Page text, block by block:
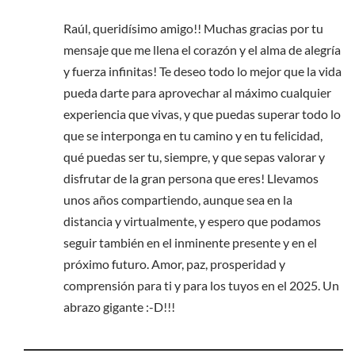
Raúl, queridísimo amigo!! Muchas gracias por tu
mensaje que me llena el corazón y el alma de alegría
y fuerza infinitas! Te deseo todo lo mejor que la vida
pueda darte para aprovechar al máximo cualquier
experiencia que vivas, y que puedas superar todo lo
que se interponga en tu camino y en tu felicidad,
qué puedas ser tu, siempre, y que sepas valorar y
disfrutar de la gran persona que eres! Llevamos
unos años compartiendo, aunque sea en la
distancia y virtualmente, y espero que podamos
seguir también en el inminente presente y en el
próximo futuro. Amor, paz, prosperidad y
comprensión para ti y para los tuyos en el 2025. Un
abrazo gigante :-D!!!